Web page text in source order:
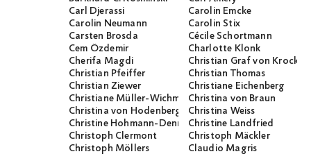
Carl Djerassi
Carolin Emcke
Carolin Neumann
Carolin Stix
Carsten Brosda
Cécile Schortmann
Cem Özdemir
Charlotte Klonk
Cherifa Magdi
Christian Graf von
Christian Pfeiffer
Christian Thomas
Christian Ziewer
Christiane Eichenberg
Christiane Müller-WichmannChristina von Braun
Christina von Hodenberg
Christina Weiss
Christine Hohmann-DennhardtChristine Landfried
Christoph Clermont
Christoph Mäckler
Christoph Möllers
Claudio Magris